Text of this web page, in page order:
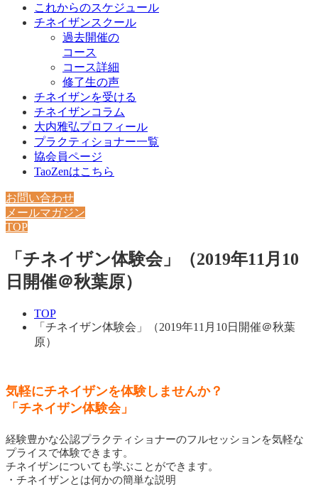
これからのスケジュール
チネイザンスクール
過去開催の
コース
コース詳細
修了生の声
チネイザンを受ける
チネイザンコラム
大内雅弘プロフィール
プラクティショナー一覧
協会員ページ
TaoZenはこちら
お問い合わせ
メールマガジン
TOP
「チネイザン体験会」（2019年11月10
日開催＠秋葉原）
TOP
「チネイザン体験会」（2019年11月10日開催＠秋葉
原）
気軽にチネイザンを体験しませんか？
「チネイザン体験会」
経験豊かな公認プラクティショナーのフルセッションを気軽な
プライスで体験できます。
チネイザンについても学ぶことができます。
・チネイザンとは何かの簡単な説明